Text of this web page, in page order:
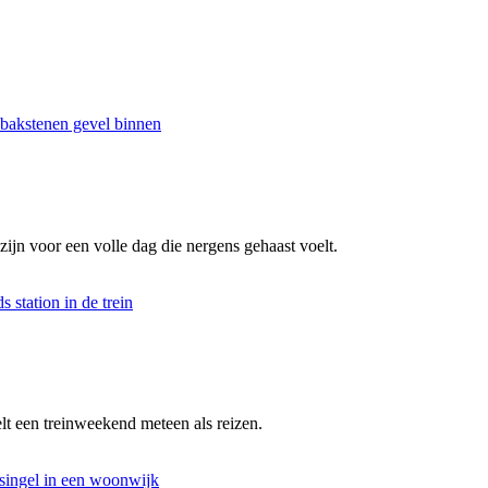
voor een volle dag die nergens gehaast voelt.
een treinweekend meteen als reizen.